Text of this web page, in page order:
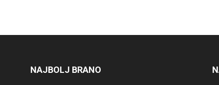
NAJBOLJ BRANO